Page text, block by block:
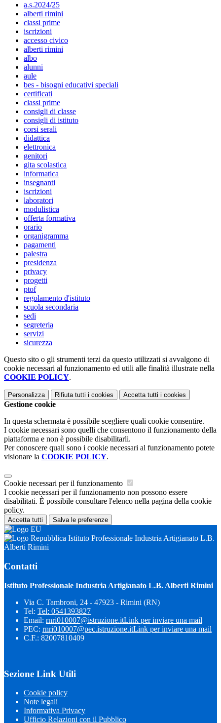
a.s.2024/25
alberti rimini
classi prime
iscrizioni
accesso civico
alberti rimini
albo
alunni
aule
bes - bisogni educativi speciali
certificati
classi prime
consigli di classe
consigli di istituto
corsi serali
didattica
elettronica
genitori
gita scolastica
informatica
insegnanti
iscrizioni
laboratori
modulistica
offerta formativa
orario
organigramma
pagamenti
palestra
presidenza
privacy
progetti
ptof
regolamento d'istituto
scuola secondaria
sedi
segreteria
servizi
sicurezza
Questo sito o gli strumenti terzi da questo utilizzati si avvalgono di
cookie necessari al funzionamento ed utili alle finalità illustrate nella
COOKIE POLICY.
Personalizza Rifiuta tutti i cookies Accetta tutti i cookies
Gestione cookie
In questa schermata è possibile scegliere quali cookie consentire.
I cookie necessari sono quelli che consentono il funzionamento della
piattaforma e non è possibile disabilitarli.
Per conoscere quali sono i cookie necessari al funzionamento potete
visionare la COOKIE POLICY.
Cookie necessari per il funzionamento
I cookie necessari per il funzionamento non possono essere
disabilitati. È possibile consultare l'elenco nella pagina della cookie
policy.
Accetta tutti Salva le preferenze
Istituto Professionale Industria Artigianato L.B.
Alberti Rimini
Contatti
Istituto Professionale Industria Artigianato L.B. Alberti Rimini
Via C. Tambroni, 24 - 47923 - Rimini (RN)
Tel: Tel: 0541393827
Email: rnri010007@istruzione.itLink per inviare una mail
PEC: rnri010007@pec.istruzione.itLink per inviare una mail
C.F.: 82007810409
Sezione Link Utili
Cookie policy
Note legali
Informativa Privacy
Ufficio Relazioni con il Pubblico